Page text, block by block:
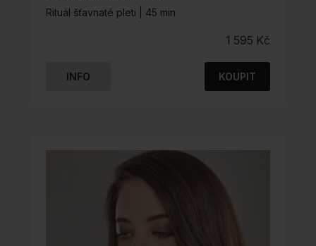
Rituál šťavnaté pleti | 45 min
1 595 Kč
INFO KOUPIT